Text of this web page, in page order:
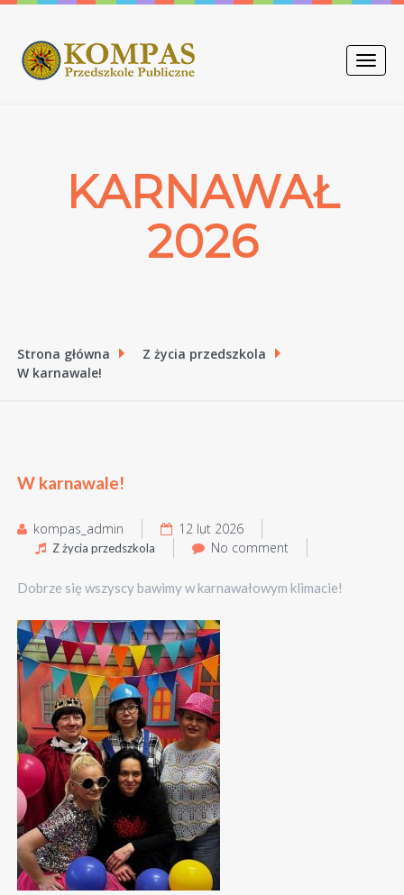
Toggle
KARNAWAŁ
2026
Strona główna
Z życia przedszkola
W karnawale!
W karnawale!
kompas_admin 12 lut 2026
Z życia przedszkola No comment
Dobrze się wszyscy bawimy w karnawałowym klimacie!